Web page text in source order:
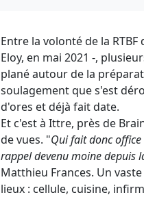
Entre la volonté de la
Eloy, en mai 2021 -,
plané autour de la
soulagement que s'est
d'ores et déjà fait date.
Et c'est à Ittre, près de
de vues. "Qui fait donc
rappel devenu moine depuis
Matthieu Frances. Un
lieux : cellule, cuisine,